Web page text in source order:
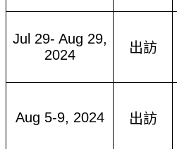
Jul 29- Aug 29,
2024
出訪
Aug 5-9, 2024 出訪